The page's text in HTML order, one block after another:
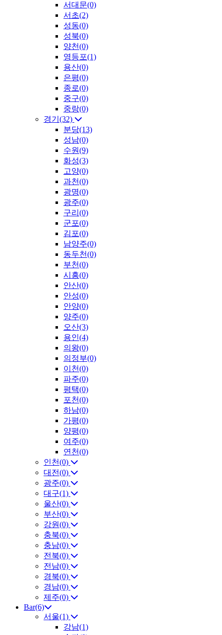
서대문(0)
서초(2)
성동(0)
성북(0)
양천(0)
영등포(1)
용산(0)
은평(0)
종로(0)
중구(0)
중랑(0)
경기(32)
분당(13)
성남(0)
수원(9)
화성(3)
고양(0)
과천(0)
광명(0)
광주(0)
구리(0)
군포(0)
김포(0)
남양주(0)
동두천(0)
부천(0)
시흥(0)
안산(0)
안성(0)
안양(0)
양주(0)
오산(3)
용인(4)
의왕(0)
의정부(0)
이천(0)
파주(0)
평택(0)
포천(0)
하남(0)
가평(0)
양평(0)
여주(0)
연천(0)
인천(0)
대전(0)
광주(0)
대구(1)
울산(0)
부산(0)
강원(0)
충북(0)
충남(0)
전북(0)
전남(0)
경북(0)
경남(0)
제주(0)
Bar(6)
서울(1)
강남(1)